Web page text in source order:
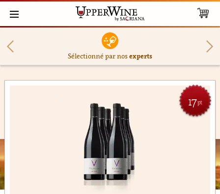
Sélectionné par nosexperts
17pt